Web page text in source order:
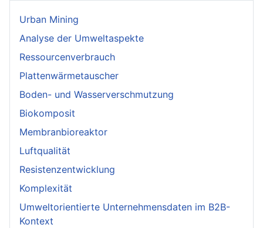
Urban Mining
Analyse der Umweltaspekte
Ressourcenverbrauch
Plattenwärmetauscher
Boden- und Wasserverschmutzung
Biokomposit
Membranbioreaktor
Luftqualität
Resistenzentwicklung
Komplexität
Umweltorientierte Unternehmensdaten im B2B-
Kontext